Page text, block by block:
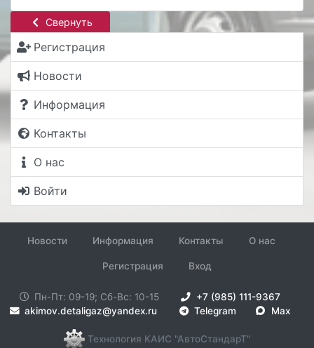
Свернуть
Регистрация
Новости
Информация
Контакты
О нас
Войти
Новости Информация Контакты О нас
Регистрация Вход
Пн-Пт: 09-19; Сб-Вс: 10-15
+7 (985) 111-9367
akimov.detaligaz@yandex.ru
Telegram Max
Технология КАИС "АвтоСтандарТ"